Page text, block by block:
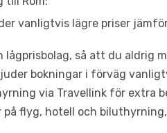
vanligtvis lägre priser
så att du aldrig
bokningar i förväg
via Travellink för extra
på flyg, hotell och